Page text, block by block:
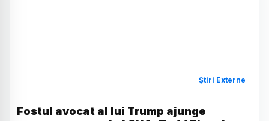
Știri Externe
Fostul avocat al lui Trump ajunge